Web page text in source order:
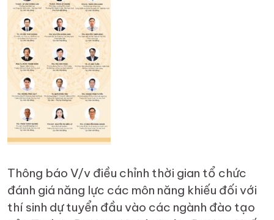
Thông báo V/v điều chỉnh thời gian tổ chức
đánh giá năng lực các môn năng khiếu đối với
thí sinh dự tuyển đầu vào các ngành đào tạo